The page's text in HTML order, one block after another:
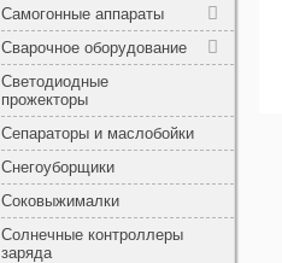
Самогонные аппараты
Сварочное оборудование
Светодиодные
прожекторы
Сепараторы и маслобойки
Снегоуборщики
Соковыжималки
Солнечные контроллеры
заряда